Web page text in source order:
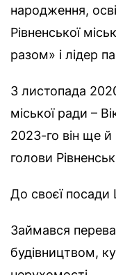
народження,
Рівненської
разом» і лідер
З листопада
міської ради –
2023-го він ще й
голови
До своєї посади
Займався
будівництвом,